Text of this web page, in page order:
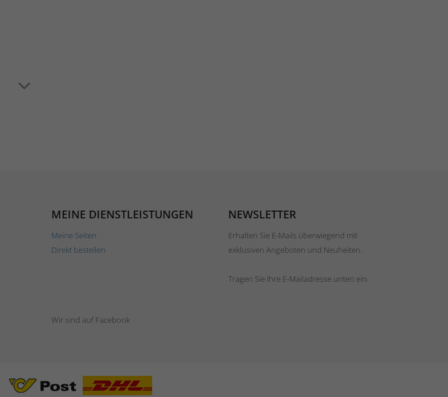
MEINE DIENSTLEISTUNGEN
Meine Seiten
Direkt bestellen
NEWSLETTER
Erhalten Sie E-Mails überwiegend mit
exklusiven Angeboten und Neuheiten.
Tragen Sie Ihre E-Mailadresse unten ein.
Wir sind auf Facebook